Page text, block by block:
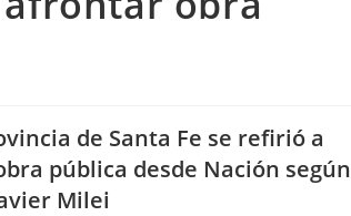
de Santa Fe se refirió a
pública desde Nación según
Milei